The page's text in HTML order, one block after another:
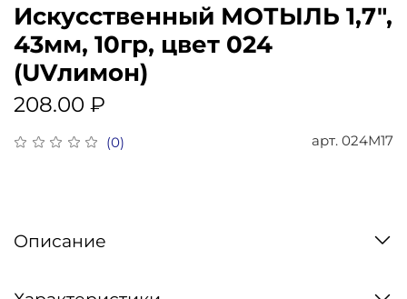
(0) арт. 024М17
Искусственный МОТЫЛЬ 1,7",
43мм, 10гр, цвет 024
(UVлимон)
208.00 ₽
Описание